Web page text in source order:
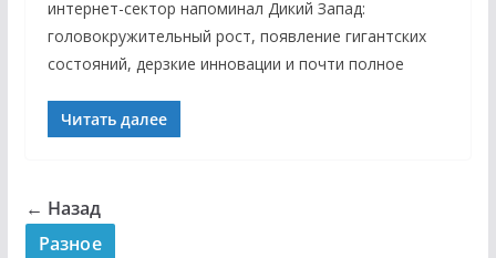
интернет-сектор напоминал Дикий Запад:
головокружительный рост, появление гигантских
состояний, дерзкие инновации и почти полное
Читать далее
← Назад
Разное